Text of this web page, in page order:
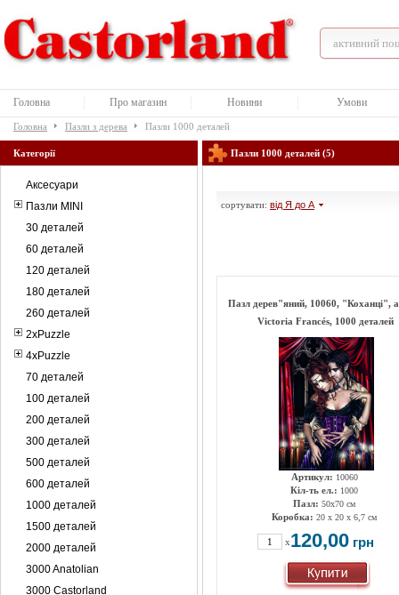
Головна Про магазин Новини Умови
Головна Пазли з дерева Пазли 1000 деталей
Категорії
Аксесуари
Пазли MINI
30 деталей
60 деталей
120 деталей
180 деталей
260 деталей
2xPuzzle
4xPuzzle
70 деталей
100 деталей
200 деталей
300 деталей
500 деталей
600 деталей
1000 деталей
1500 деталей
2000 деталей
3000 Anatolian
3000 Castorland
Пазли 1000 деталей (5)
сортувати: від Я до А
Пазл дерев"яний, 10060, "Коханці",
Victoria Francés, 1000 деталей
Артикул: 10060
Кіл-ть ел.: 1000
Пазл: 50х70 см
Коробка: 20 x 20 x 6,7 см
x120,00 грн